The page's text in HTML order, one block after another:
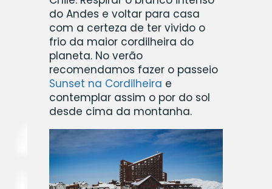
do Andes e voltar para casa
com a certeza de ter vivido o
frio da maior cordilheira do
planeta. No verão
recomendamos fazer o passeio
Sunset na Cordilheira e
contemplar assim o por do sol
desde cima da montanha.